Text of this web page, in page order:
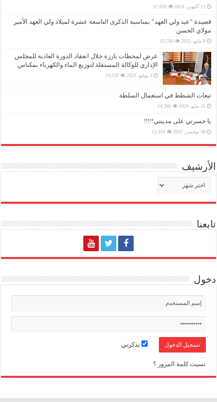
12 أكتوبر، 2024 17,059
قصيدة “عيد ولي العهد” بمناسبة الذكرى التاسعة عشرة لميلاد ولي العهد الأمير
مولاي الحسن
8 مايو، 2022 15,760
عرض لمحطات بارزة خلال انعقاد الدورة العادية للمجلس
الإداري للوكالة المستقلة لتوزيع الماء والكهرباء بمكناس
3 يوليو، 2023 14,529
تبعات الشطط في استعمال السلطة
31 مايو، 2024 14,386
يا حسرتي على مدينتي!!!!!
30 نوفمبر، 2022 13,334
الأرشيف
تابعنا
دخول
تذكرني
نسيت كلمة المرور ؟